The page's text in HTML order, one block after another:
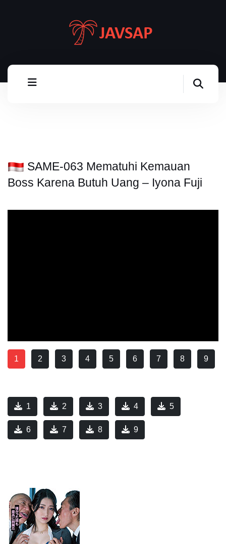
SAME-063 Mematuhi Kemauan
Boss Karena Butuh Uang – Iyona Fuji
1 2 3 4 5 6 7 8 9
1 2 3 4 5
6 7 8 9